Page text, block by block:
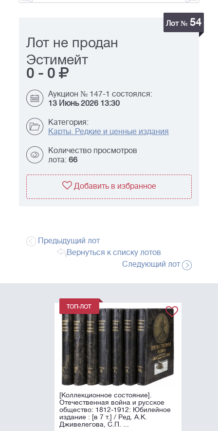
Лот № 54
Лот не продан
Эстимейт
0 - 0
Аукцион № 147-1 состоялся:
13 Июнь 2026 13:30
Категория:
Карты. Редкие и ценные издания
Количество просмотров
лота: 66
Добавить в избранное
Предыдущий лот
Вернуться к списку лотов
Следующий лот
[Коллекционное состояние].
Отечественная война и русское
общество: 1812-1912: Юбилейное
издание : [в 7 т.] / Ред. А.К.
Дживелегова, С.П. ...